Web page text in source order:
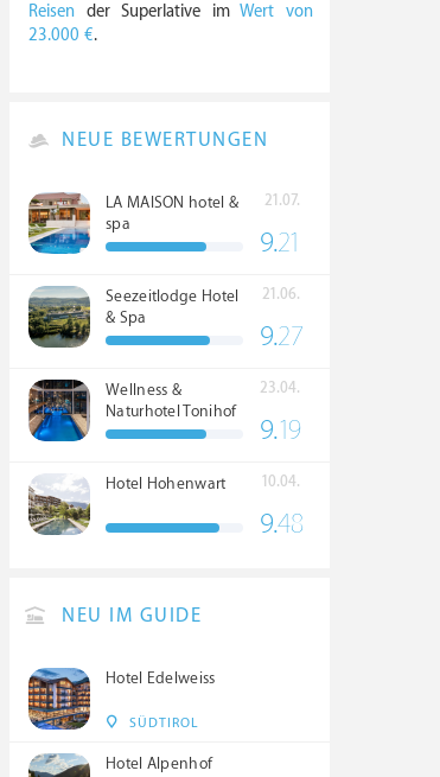
Reisen der Superlative imWert von
23.000 €.
NEUE BEWERTUNGEN
LA MAISON hotel &
spa
21.07.
9.21
Seezeitlodge Hotel
& Spa
21.06.
9.27
Wellness &
Naturhotel Tonihof
****S
23.04.
9.19
Hotel Hohenwart 10.04.
9.48
NEU IM GUIDE
Hotel Edelweiss
SÜDTIROL
Hotel Alpenhof